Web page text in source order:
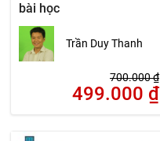
bài học
Trần Duy Thanh
700.000₫
499.000 ₫